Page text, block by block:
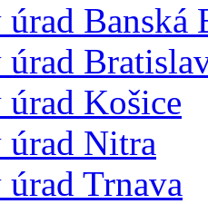
úrad Banská
úrad
úrad Košice
úrad Nitra
Trnava